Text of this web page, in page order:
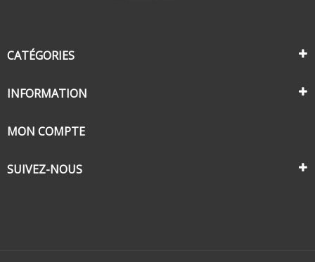
CATÉGORIES
INFORMATION
MON COMPTE
SUIVEZ-NOUS